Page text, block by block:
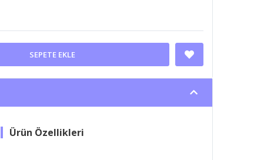
SEPETE EKLE